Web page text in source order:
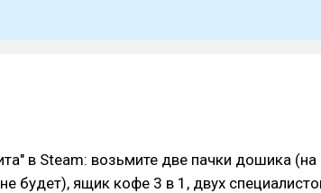
в Steam: возьмите две пачки дошика (на
будет), ящик кофе 3 в 1, двух